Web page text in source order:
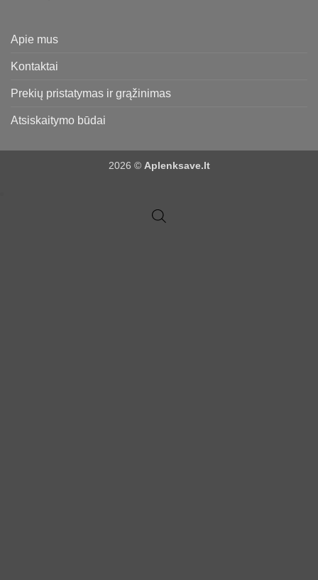
Apie mus
Kontaktai
Prekių pristatymas ir grąžinimas
Atsiskaitymo būdai
2026 © Aplenksave.lt